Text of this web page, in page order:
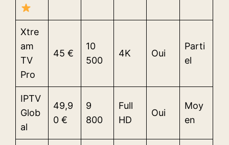
Xtre
am
TV
Pro
45 €
10
500
4K Oui
Parti
el
IPTV
Glob
al
49,9
0 €
9
800
Full
HD
Oui
Moy
en